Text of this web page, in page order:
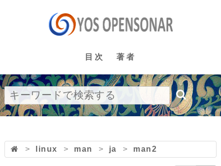
目次 著者
> linux > man > ja > man2